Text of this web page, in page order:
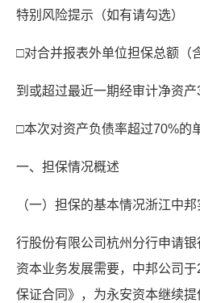
特别风险提示（如有请勾选）
□对合并报表外单位担保总额（
到或超过最近一期经审计净资产
□本次对资产负债率超过70%的
一、担保情况概述
（一）担保的基本情况浙江中
行股份有限公司杭州分行申请
资本业务发展需要，中邦公司
保证合同》，为永安资本继续